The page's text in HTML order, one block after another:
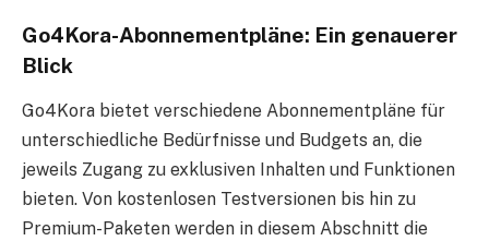
Go4Kora-Abonnementpläne: Ein genauerer
Blick
Go4Kora bietet verschiedene Abonnementpläne für
unterschiedliche Bedürfnisse und Budgets an, die
jeweils Zugang zu exklusiven Inhalten und Funktionen
bieten. Von kostenlosen Testversionen bis hin zu
Premium-Paketen werden in diesem Abschnitt die